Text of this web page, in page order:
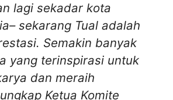
lagi sekadar kota
sekarang Tual adalah
Semakin banyak
yang terinspirasi untuk
dan meraih
Ketua Komite